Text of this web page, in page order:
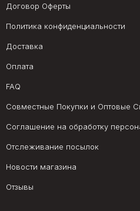
Договор Оферты
Политика конфиденциальности
Доставка
Оплата
FAQ
Совместные Покупки и Оптовые
Соглашение на обработку
Отслеживание посылок
Новости магазина
Отзывы